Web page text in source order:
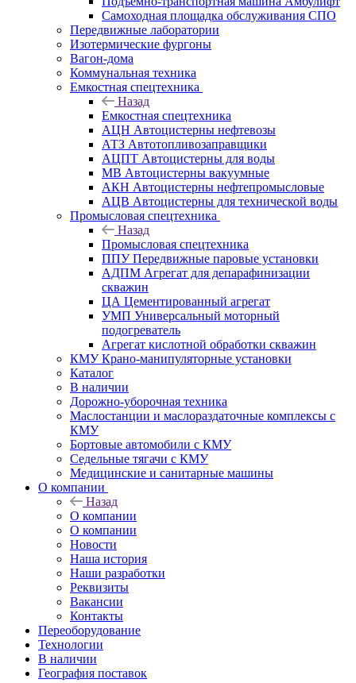
Самоходная площадка обслуживания СПО
Передвижные лаборатории
Изотермические фургоны
Вагон-дома
Коммунальная техника
Емкостная спецтехника
Назад
Емкостная спецтехника
АЦН Автоцистерны нефтевозы
АТЗ Автотопливозаправщики
АЦПТ Автоцистерны для воды
МВ Автоцистерны вакуумные
АКН Автоцистерны нефтепромысловые
АЦВ Автоцистерны для технической воды
Промысловая спецтехника
Назад
Промысловая спецтехника
ППУ Передвижные паровые установки
АДПМ Агрегат для депарафинизации
скважин
ЦА Цементированный агрегат
УМП Универсальный моторный
подогреватель
Агрегат кислотной обработки скважин
КМУ Крано-манипуляторные установки
Каталог
В наличии
Дорожно-уборочная техника
Маслостанции и маслораздаточные комплексы с
КМУ
Бортовые автомобили с КМУ
Седельные тягачи с КМУ
Медицинские и санитарные машины
О компании
Назад
О компании
О компании
Новости
Наша история
Наши разработки
Реквизиты
Вакансии
Контакты
Переоборудование
Технологии
В наличии
География поставок